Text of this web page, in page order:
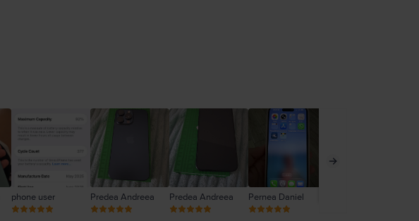
phone user Predea Andreea Predea Andreea Pernea Daniel